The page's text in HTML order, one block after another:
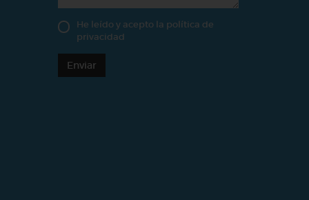
He leído y acepto la política de
privacidad
Enviar